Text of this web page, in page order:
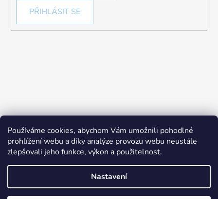
Používáme cookies, abychom Vám umožnili pohodlné
prohlížení webu a díky analýze provozu webu neustále
zlepšovali jeho funkce, výkon a použitelnost.
Nastavení
PŘIHLÁSIT SE